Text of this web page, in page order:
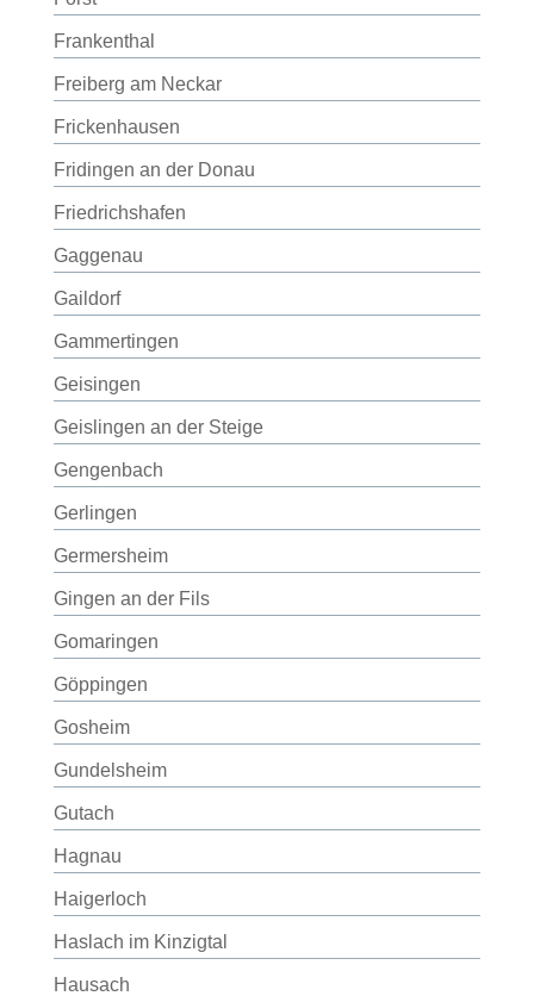
Frankenthal
Freiberg am Neckar
Frickenhausen
Fridingen an der Donau
Friedrichshafen
Gaggenau
Gaildorf
Gammertingen
Geisingen
Geislingen an der Steige
Gengenbach
Gerlingen
Germersheim
Gingen an der Fils
Gomaringen
Göppingen
Gosheim
Gundelsheim
Gutach
Hagnau
Haigerloch
Haslach im Kinzigtal
Hausach